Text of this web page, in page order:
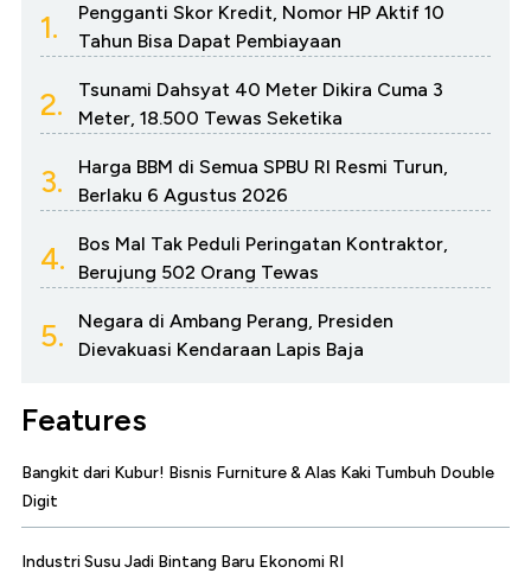
1.
Pengganti Skor Kredit, Nomor HP Aktif 10
Tahun Bisa Dapat Pembiayaan
2.
Tsunami Dahsyat 40 Meter Dikira Cuma 3
Meter, 18.500 Tewas Seketika
3.
Harga BBM di Semua SPBU RI Resmi Turun,
Berlaku 6 Agustus 2026
4.
Bos Mal Tak Peduli Peringatan Kontraktor,
Berujung 502 Orang Tewas
5.
Negara di Ambang Perang, Presiden
Dievakuasi Kendaraan Lapis Baja
Features
Bangkit dari Kubur! Bisnis Furniture & Alas Kaki Tumbuh Double
Digit
Industri Susu Jadi Bintang Baru Ekonomi RI